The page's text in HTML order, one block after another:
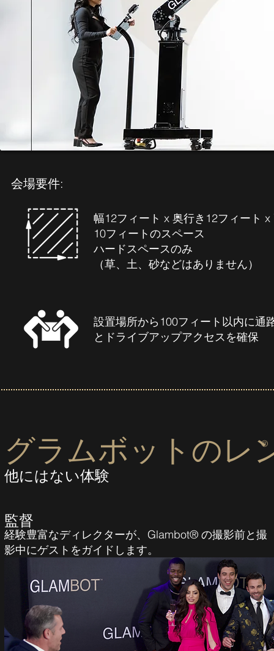
会場要件:
幅12フィート x 奥行き12フィート x
10フィートのスペース
ハードスペースのみ
（草、土、砂などはありません）
設置場所から100フィート以内に通
とドライブアップアクセスを確保
グラムボットのレ ®
他にはない体験
監督
経験豊富なディレクターが、Glambot® の撮影前と撮
影中にゲストをガイドします。